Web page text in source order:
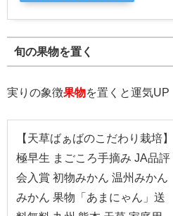
旬の果物を置く
実りの象徴果物を置くと運気UP
【天草ばぁばのこだわり栽培】
極早生 まごころ手摘み JA品評
会入賞 初物みかん 温州みかん
みかん 果物「あまにゃん」送